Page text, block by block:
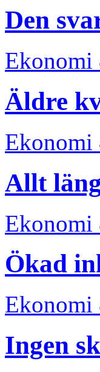
Den
Ekonomi
Äldre
Ekonomi
Allt
Ekonomi
Ökad
Ekonomi
Ingen